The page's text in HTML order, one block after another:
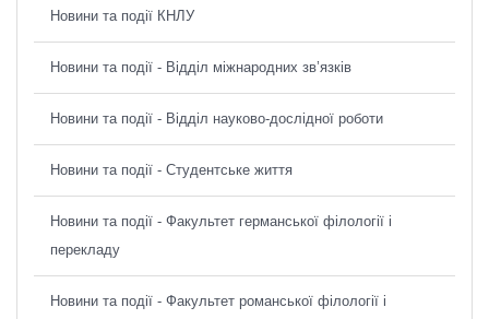
Новини та події КНЛУ
Новини та події - Відділ міжнародних зв’язків
Новини та події - Відділ науково-дослідної роботи
Новини та події - Студентське життя
Новини та події - Факультет германської філології і
перекладу
Новини та події - Факультет романської філології і